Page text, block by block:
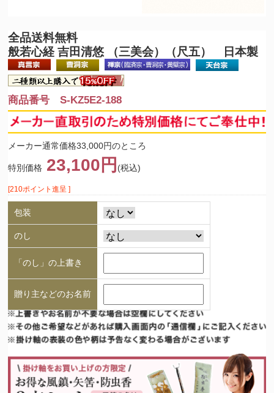
全品送料無料
般若心経 吉田清悠 （三美会）（尺五） 日本製
商品番号 S-KZ5E2-188
メーカー通常価格33,000円のところ
特別価格 23,100円 (税込)
[210ポイント進呈 ]
包装
のし
「のし」の上書き
贈り主などのお名前